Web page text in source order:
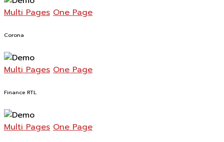
Multi Pages One Page
Corona
Multi Pages One Page
Finance RTL
Multi Pages One Page